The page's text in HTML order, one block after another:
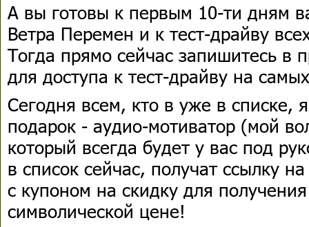
А вы готовы к первым 10-ти дням
Ветра Перемен и к тест-драйву
Тогда прямо сейчас запишитесь в
для доступа к тест-драйву на
Сегодня всем, кто в уже в списке,
подарок - аудио-мотиватор (мой
который всегда будет у вас под
в список сейчас, получат ссылку
с купоном на скидку для
символической цене!